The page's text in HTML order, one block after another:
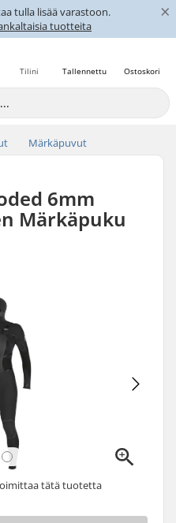
tulla lisää varastoon.
tuotteita
×
Ostoskori
Tallennettu
Tilini
Märkäpuvut
6mm
Märkäpuku
tätä tuotetta